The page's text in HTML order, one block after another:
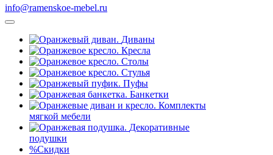
info@ramenskoe-mebel.ru
Диваны
Кресла
Столы
Стулья
Пуфы
Банкетки
Комплекты
мягкой мебели
Декоративные
подушки
%Скидки